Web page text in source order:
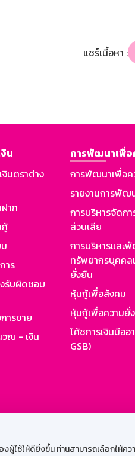
ใช้ให้ดียิ่งขึ้น ท่านสามารถเลือกให้
แชร์เนื้อหา :
น
นตราต่าง
าก
กู้
าร
รับผิดชอบ
ารขาย
วณ - เงิน
การพัฒนาเพื่
การพัฒนาเพื่อค
รายงานการพัฒ
การบริหารจัดก
ส่วนเสีย
การบริหารและ
ทรัพยากรบุคคล
ยั่งยืน
หุ้นกู้เพื่อสังคม
หุ้นกู้เพื่อความยั่
โค้ชการเงินมือ
GSB)